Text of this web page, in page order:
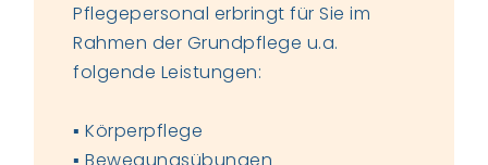
Pflegepersonal erbringt für Sie im
Rahmen der Grundpflege u.a.
folgende Leistungen:
▪ Körperpflege